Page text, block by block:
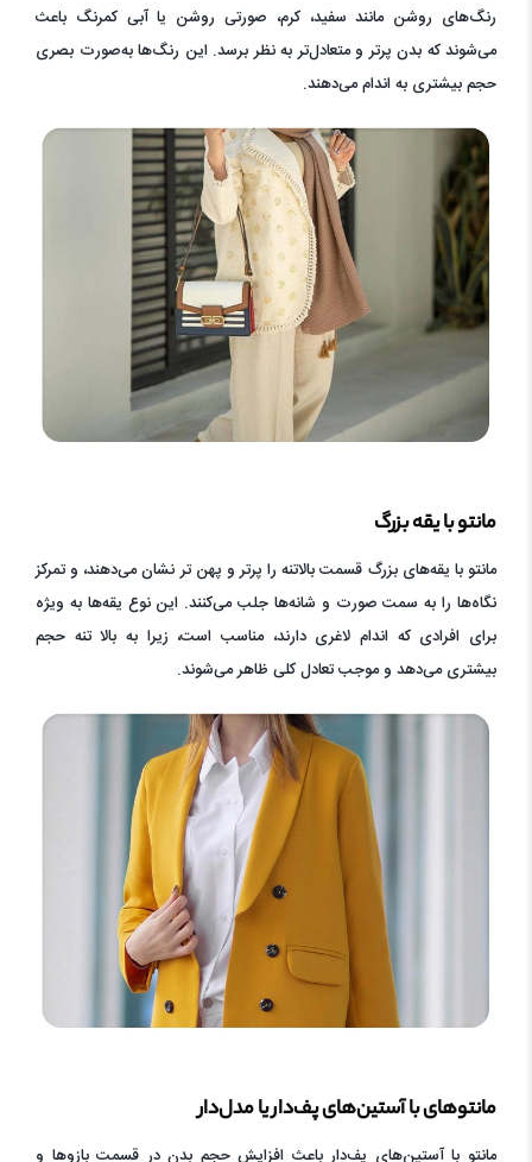
رنگ‌های روشن مانند سفید، کرم، صورتی روشن یا آبی کمرنگ باعث
می‌شوند که بدن پرتر و متعادل‌تر به نظر برسد. این رنگ‌ها به‌صورت بصری
حجم بیشتری به اندام می‌دهند.
مانتو با یقه بزرگ
مانتو با یقه‌های بزرگ قسمت بالاتنه را پرتر و پهن تر نشان می‌دهند، و تمرکز
نگاه‌ها را به سمت صورت و شانه‌ها جلب می‌کنند. این نوع یقه‌ها به ویژه
برای افرادی که اندام لاغری دارند، مناسب است، زیرا به بالا تنه حجم
بیشتری می‌دهد و موجب تعادل کلی ظاهر می‌شوند.
مانتوهای با آستین‌های پف‌دار یا مدل‌دار
مانتو با آستین‌های پف‌دار باعث افزایش حجم بدن در قسمت بازوها و